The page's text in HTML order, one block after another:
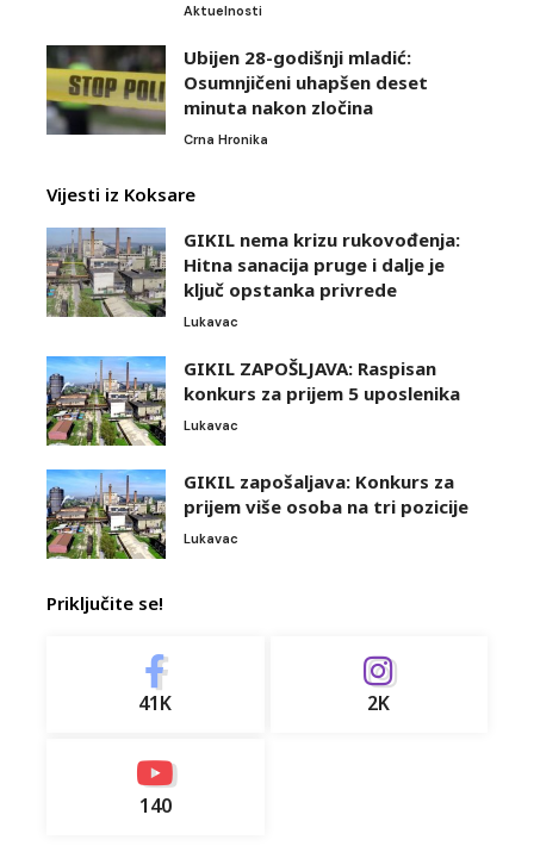
Aktuelnosti
Ubijen 28-godišnji mladić:
Osumnjičeni uhapšen deset
minuta nakon zločina
Crna Hronika
Vijesti iz Koksare
GIKIL nema krizu rukovođenja:
Hitna sanacija pruge i dalje je
ključ opstanka privrede
Lukavac
GIKIL ZAPOŠLJAVA: Raspisan
konkurs za prijem 5 uposlenika
Lukavac
GIKIL zapošaljava: Konkurs za
prijem više osoba na tri pozicije
Lukavac
Priključite se!
41K 2K
140